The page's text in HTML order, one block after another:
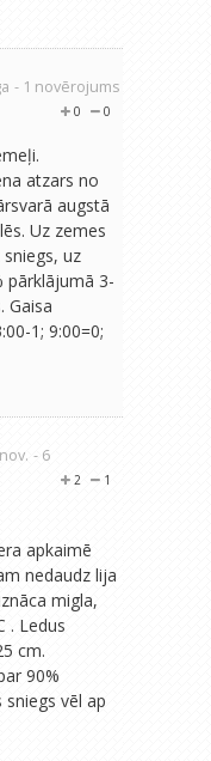
- 1 novērojums
0
0
atzars no
augstā
Uz zemes
uz
pārklājumā 3-
Gaisa
1; 9:00=0;
- 6
1
2
apkaimē
nedaudz lija
migla,
. Ledus
cm.
90%
vēl ap